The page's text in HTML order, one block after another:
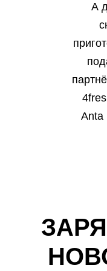
А
Anta